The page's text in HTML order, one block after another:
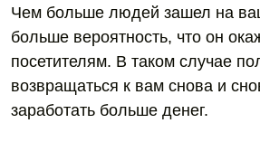
Чем больше людей зашел на
больше вероятность, что он
посетителям. В таком случае
возвращаться к вам снова и
заработать больше денег.